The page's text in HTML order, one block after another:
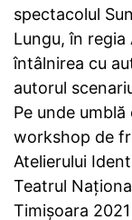
spectacolul
Lungu, în
întâlnirea cu
autorul
Pe unde umblă
workshop de
Atelierului
Teatrul
Timișoara